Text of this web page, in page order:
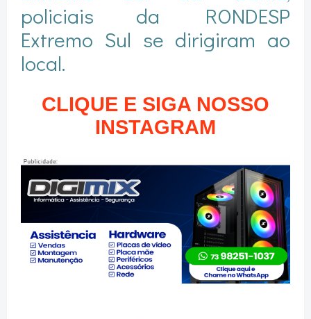
policiais da RONDESP
Extremo Sul se dirigiram ao
local.
CLIQUE E SIGA NOSSO
INSTAGRAM